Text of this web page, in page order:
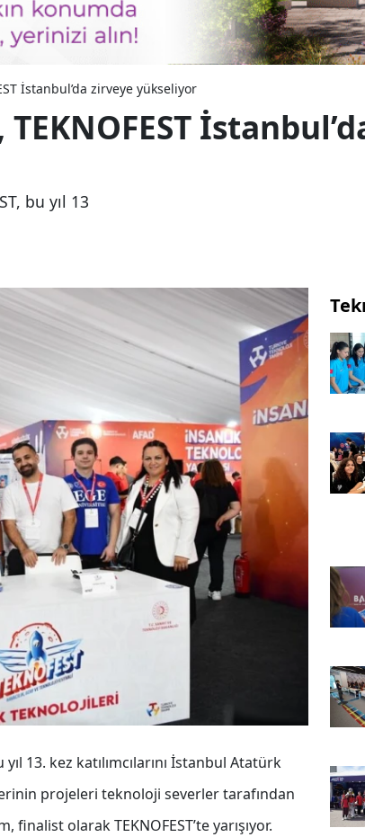
İstanbul’da zirveye yükseliyor
bu yıl 13
13. kez katılımcılarını İstanbul Atatürk
projeleri teknoloji severler tarafından
finalist olarak TEKNOFEST’te yarışıyor.